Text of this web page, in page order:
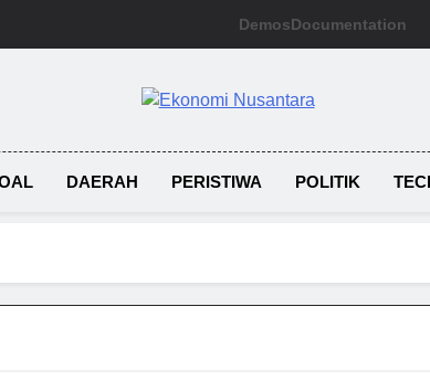
DemosDocumentation
Ekonomi
DAERAH PERISTIWA POLITIK